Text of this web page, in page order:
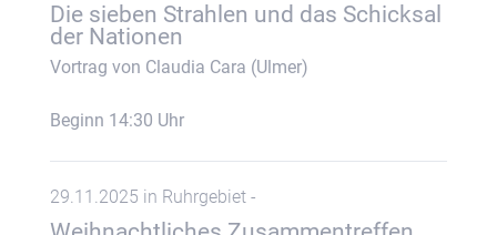
Die sieben Strahlen und das Schicksal
der Nationen
Vortrag von Claudia Cara (Ulmer)
Beginn 14:30 Uhr
29.11.2025 in Ruhrgebiet -